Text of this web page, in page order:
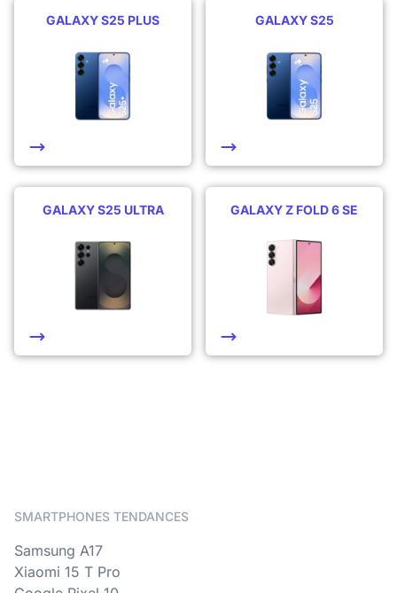
GALAXY S25 PLUS GALAXY S25
GALAXY S25 ULTRA GALAXY Z FOLD 6 SE
SMARTPHONES TENDANCES
Samsung A17
Xiaomi 15 T Pro